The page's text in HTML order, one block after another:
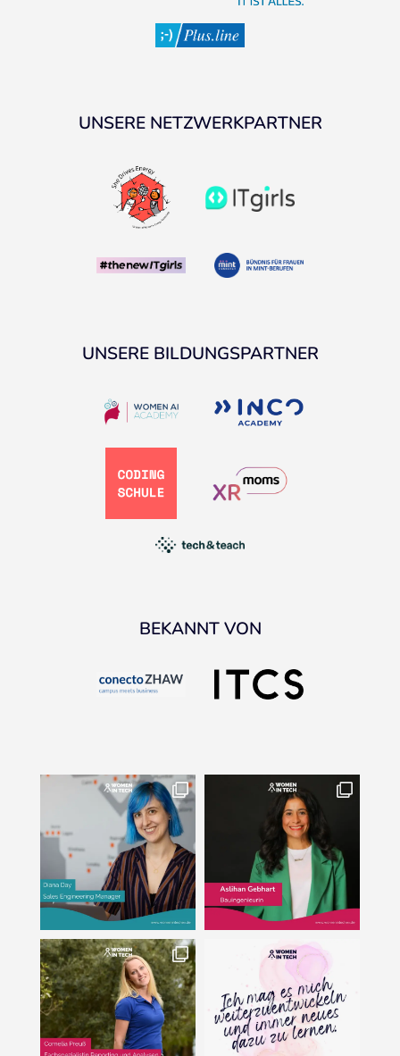
UNSERE NETZWERKPARTNER
UNSERE BILDUNGSPARTNER
BEKANNT VON